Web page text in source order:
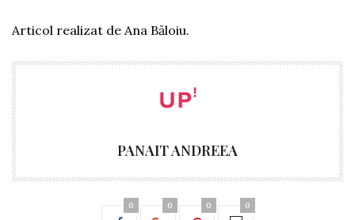
Articol realizat de Ana Băloiu.
PANAIT ANDREEA
0 0 0 0